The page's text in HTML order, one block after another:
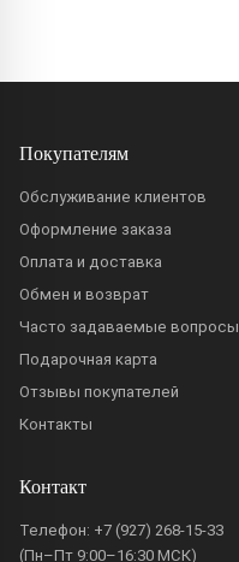
Покупателям
Обслуживание клиентов
Оформление заказа
Оплата и доставка
Обмен и возврат
Часто задаваемые вопросы
Подарочная карта
Отзывы покупателей
Контакты
Контакт
Телефон: +7 (927) 268-15-33
(Пн–Пт 9:00–16:30 МСК)